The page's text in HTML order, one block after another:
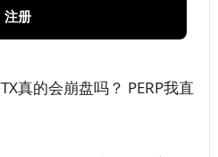
注册
真的会崩盘吗？ PERP我直